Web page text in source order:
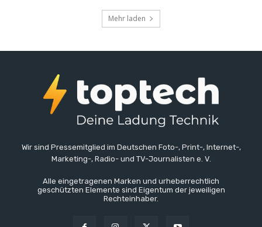
Mehr laden
Wir sind Pressemitglied im Deutschen Foto-, Print-, Internet-,
Marketing-, Radio- und TV-Journalisten e. V.
Alle eingetragenen Marken und urheberrechtlich
geschützten Elemente sind Eigentum der jeweiligen
Rechteinhaber.